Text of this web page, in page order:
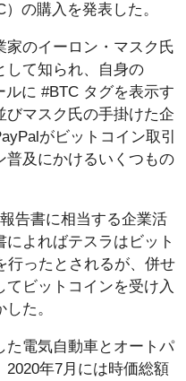
の購入を発表した。
のイーロン・マスク氏
して知られ、自身の
に #BTC タグを表示す
びマスク氏の手掛けた企
がビットコイン取引
普及にかけるいくつもの
告書に相当する企業活
よればテスラはビット
行ったとされるが、併せ
ビットコインを受け入
た。
た電気自動車とオートパ
年7月には時価総額